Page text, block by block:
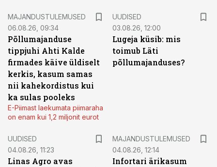
MAJANDUSTULEMUSED
06.08.26, 09:34
Põllumajanduse
tippjuhi Ahti Kalde
firmades käive üldiselt
kerkis, kasum samas
nii kahekordistus kui
ka sulas pooleks
E-Piimast laekumata piimaraha
on enam kui 1,2 miljonit eurot
UUDISED
03.08.26, 12:00
Lugeja küsib: mis
toimub Läti
põllumajanduses?
UUDISED
04.08.26, 11:23
Linas Agro avas
MAJANDUSTULEMUSED
04.08.26, 12:14
Infortari ärikasum